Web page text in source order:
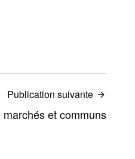
Publication suivante
et communs